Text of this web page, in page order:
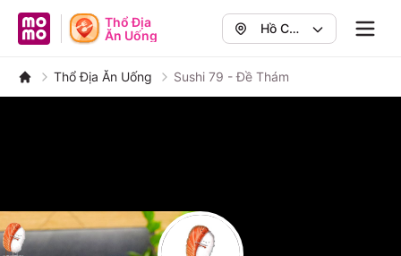
MoMo - Ứng dụng tài chính
Thổ Địa
Ăn Uống
Hồ Chí
Minh,
Thổ Địa Ăn Uống Sushi 79 - Đề Thám